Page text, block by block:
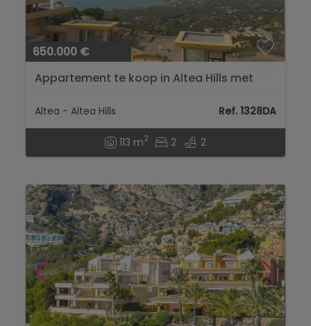
650.000 €
Appartement te koop in Altea Hills met
Altea - Altea Hills Ref. 1328DA
113 m2 2 2